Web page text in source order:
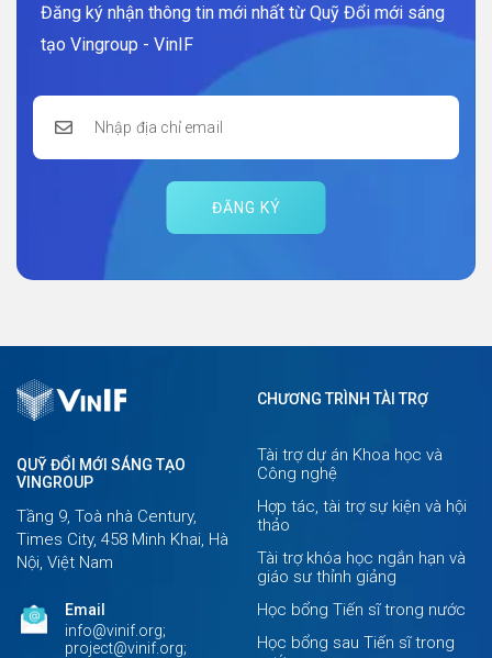
Đăng ký nhận thông tin mới nhất từ Quỹ Đổi mới sáng
tạo Vingroup - VinIF
ĐĂNG KÝ
QUỸ ĐỔI MỚI SÁNG TẠO
VINGROUP
Tầng 9, Toà nhà Century,
Times City, 458 Minh Khai, Hà
Nội, Việt Nam
Email
info@vinif.org;
project@vinif.org;
CHƯƠNG TRÌNH TÀI TRỢ
Tài trợ dự án Khoa học và
Công nghệ
Hợp tác, tài trợ sự kiện và hội
thảo
Tài trợ khóa học ngắn hạn và
giáo sư thỉnh giảng
Học bổng Tiến sĩ trong nước
Học bổng sau Tiến sĩ trong